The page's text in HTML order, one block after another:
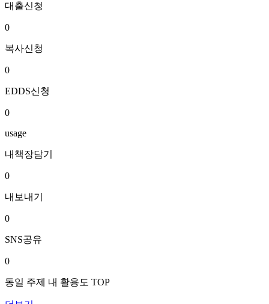
대출신청
0
복사신청
0
EDDS신청
0
usage
내책장담기
0
내보내기
0
SNS공유
0
동일 주제 내 활용도 TOP